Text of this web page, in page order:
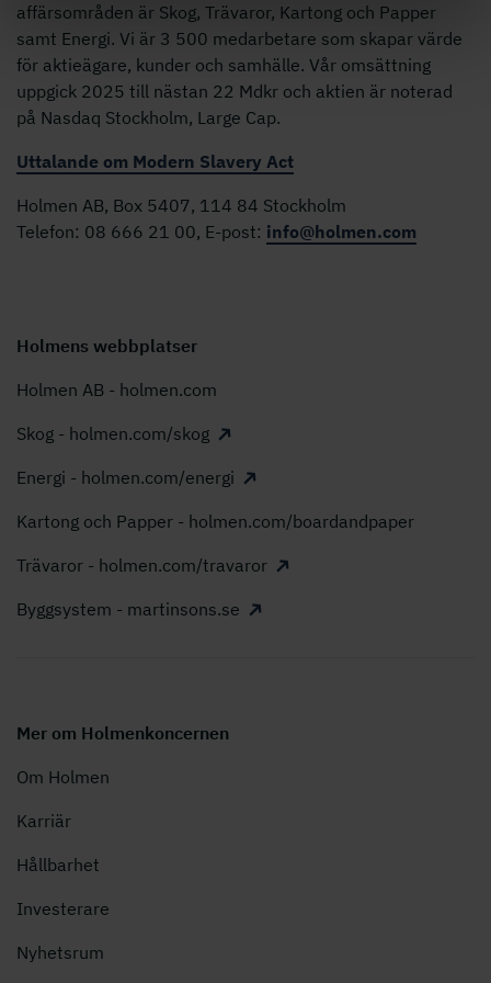
affärsområden är Skog, Trävaror, Kartong och Papper
samt Energi. Vi är 3 500 medarbetare som skapar värde
för aktieägare, kunder och samhälle. Vår omsättning
uppgick 2025 till nästan 22 Mdkr och aktien är noterad
på Nasdaq Stockholm, Large Cap.
Uttalande om Modern Slavery Act
Holmen AB, Box 5407, 114 84 Stockholm
Telefon: 08 666 21 00, E-post: info@holmen.com
Holmens webbplatser
Holmen AB - holmen.com
Skog - holmen.com/skog
Energi - holmen.com/energi
Kartong och Papper - holmen.com/boardandpaper
Trävaror - holmen.com/travaror
Byggsystem - martinsons.se
Mer om Holmenkoncernen
Om Holmen
Karriär
Hållbarhet
Investerare
Nyhetsrum